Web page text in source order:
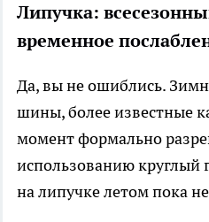
Липучка:
временное
Да, вы не ошиблись.
шины, более известные
момент формально
использованию круглый
на липучке летом пока